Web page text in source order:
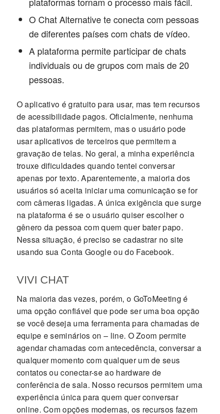
O Chat Alternative te conecta com pessoas
de diferentes países com chats de vídeo.
A plataforma permite participar de chats
individuais ou de grupos com mais de 20
pessoas.
O aplicativo é gratuito para usar, mas tem recursos
de acessibilidade pagos. Oficialmente, nenhuma
das plataformas permitem, mas o usuário pode
usar aplicativos de terceiros que permitem a
gravação de telas. No geral, a minha experiência
trouxe dificuldades quando tentei conversar
apenas por texto. Aparentemente, a maioria dos
usuários só aceita iniciar uma comunicação se for
com câmeras ligadas. A única exigência que surge
na plataforma é se o usuário quiser escolher o
gênero da pessoa com quem quer bater papo.
Nessa situação, é preciso se cadastrar no site
usando sua Conta Google ou do Facebook.
VIVI CHAT
Na maioria das vezes, porém, o GoToMeeting é
uma opção confiável que pode ser uma boa opção
se você deseja uma ferramenta para chamadas de
equipe e seminários on – line. O Zoom permite
agendar chamadas com antecedência, conversar a
qualquer momento com qualquer um de seus
contatos ou conectar-se ao hardware de
conferência de sala. Nosso recursos permitem uma
experiência única para quem quer conversar
online. Com opções modernas, os recursos fazem